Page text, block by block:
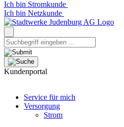
Ich bin Stromkunde
Ich bin Netzkunde
Kundenportal
Service für mich
Versorgung
Strom